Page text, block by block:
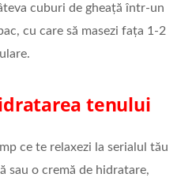
cuburi de gheață într-un
cu care să masezi fața 1-2
tenului
ce te relaxezi la serialul tău
sau o cremă de hidratare,